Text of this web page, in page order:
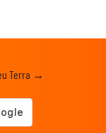
Terra →